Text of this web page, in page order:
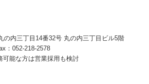
の内三丁目14番32号 丸の内三丁目ビル5階
：052-218-2578
能な方は営業採用も検討